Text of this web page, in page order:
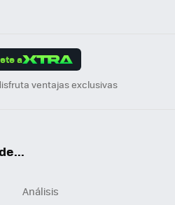
a
ventajas exclusivas
Análisis